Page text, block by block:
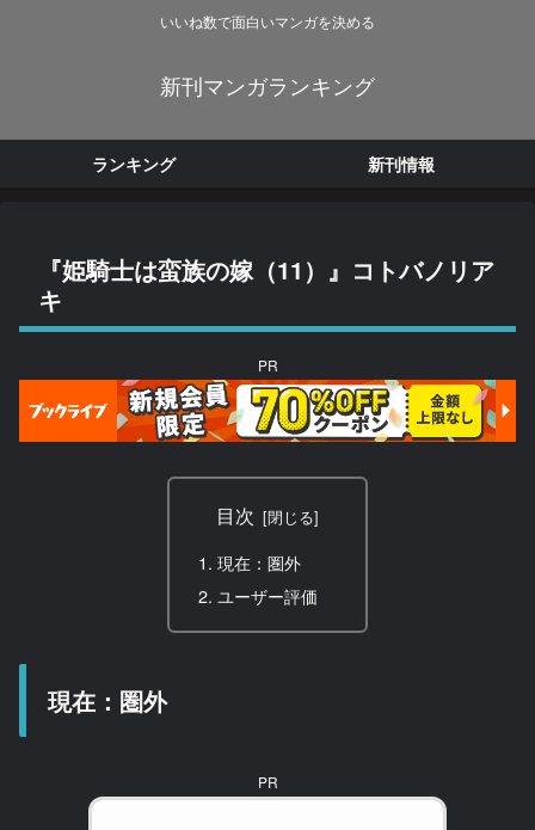
いいね数で面白いマンガを決める
新刊マンガランキング
ランキング 新刊情報
『姫騎士は蛮族の嫁（11）』コトバノリア
キ
PR
目次
現在：圏外
ユーザー評価
現在：圏外
PR